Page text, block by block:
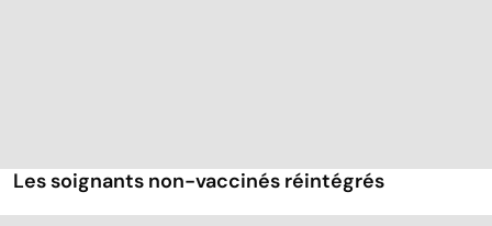
Les soignants non-vaccinés réintégrés